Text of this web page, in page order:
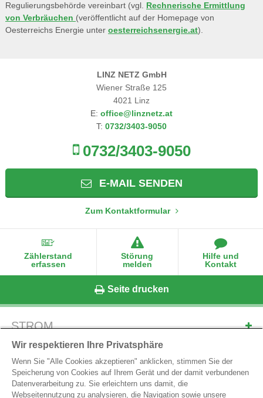
Regulierungsbehörde vereinbart (vgl. Rechnerische Ermittlung
von Verbräuchen (veröffentlicht auf der Homepage von
Oesterreichs Energie unter oesterreichsenergie.at).
LINZ NETZ GmbH
Wiener Straße 125
4021 Linz
E: office@linznetz.at
T: 0732/3403-9050
0732/3403-9050
E-MAIL SENDEN
Zum Kontaktformular
Zählerstand
erfassen
Störung
melden
Hilfe und
Kontakt
Seite drucken
STROM
ERDGAS
ONLINE-SERVICES
MARKTPARTNER-SERVICES
Wir respektieren Ihre Privatsphäre
Wenn Sie "Alle Cookies akzeptieren" anklicken, stimmen Sie der
Speicherung von Cookies auf Ihrem Gerät und der damit verbundenen
Datenverarbeitung zu. Sie erleichtern uns damit, die
Webseitennutzung zu analysieren, die Navigation sowie unsere